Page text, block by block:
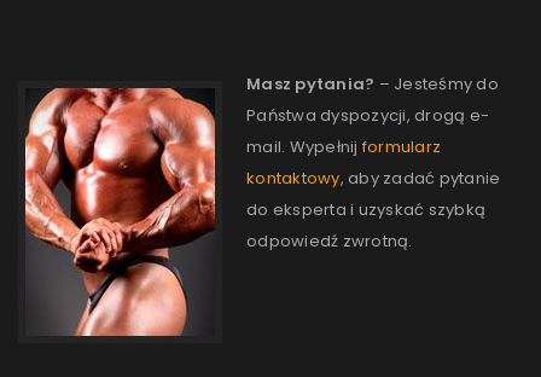
Masz pytania? – Jesteśmy do
Państwa dyspozycji, drogą e-
mail. Wypełnijformularz
kontaktowy, aby zadać pytanie
do eksperta i uzyskać szybką
odpowiedź zwrotną.